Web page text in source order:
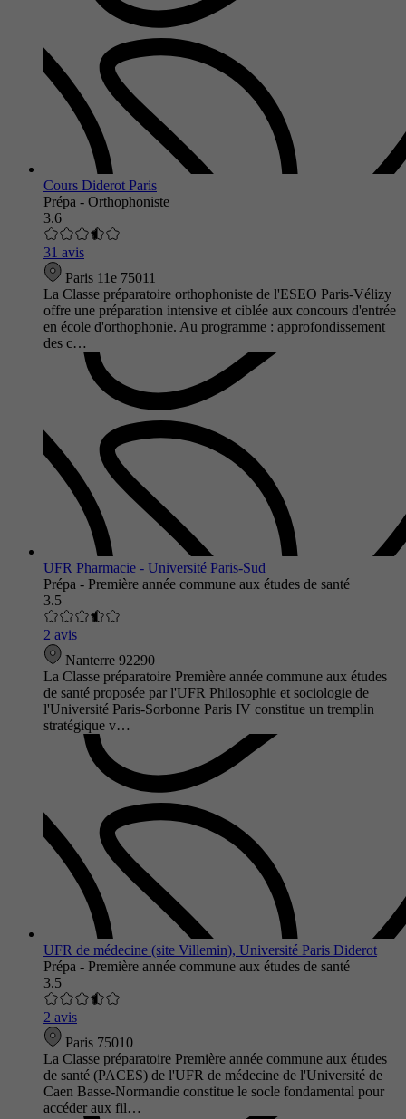
Cours Diderot Paris
Prépa - Orthophoniste
3.6
31 avis
Paris 11e 75011
La Classe préparatoire orthophoniste de l'ESEO Paris-Vélizy
offre une préparation intensive et ciblée aux concours d'entrée
en école d'orthophonie. Au programme : approfondissement
des c…
UFR Pharmacie - Université Paris-Sud
Prépa - Première année commune aux études de santé
3.5
2 avis
Nanterre 92290
La Classe préparatoire Première année commune aux études
de santé proposée par l'UFR Philosophie et sociologie de
l'Université Paris-Sorbonne Paris IV constitue un tremplin
stratégique v…
UFR de médecine (site Villemin), Université Paris Diderot
Prépa - Première année commune aux études de santé
3.5
2 avis
Paris 75010
La Classe préparatoire Première année commune aux études
de santé (PACES) de l'UFR de médecine de l'Université de
Caen Basse-Normandie constitue le socle fondamental pour
accéder aux fil…